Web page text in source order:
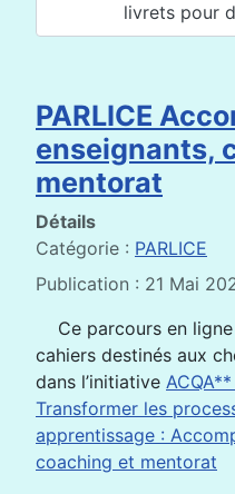
livrets pour
PARLICE
enseignants,
mentorat
Détails
Catégorie : PARLICE
Publication : 21 Mai
Ce parcours en
cahiers destinés aux
dans l’initiative ACQA**
Transformer les
apprentissage :
coaching et mentorat